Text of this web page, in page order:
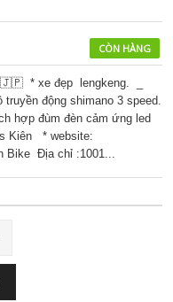
CÒN HÀNG
* xe đẹp lengkeng. _
động shimano 3 speed.
hợp đùm đèn cảm ứng led
Kiên * website:
Bike Địa chỉ :1001...